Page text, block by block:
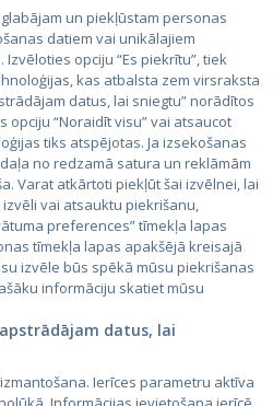
CVbankas.lt
Kainos.lt
un piekļūstam personas
datiem vai unikālajiem
opciju “Es piekrītu”, tiek
kas atbalsta zem virsraksta
datus, lai sniegtu” norādītos
opciju “Noraidīt visu” vai atsaucot
tiks atspējotas. Ja izsekošanas
no redzamā satura un reklāmām
Varat atkārtoti piekļūt šai izvēlnei, lai
vai atsauktu piekrišanu,
preferences” tīmekļa lapas
tīmekļa lapas apakšējā kreisajā
izvēle būs spēkā mūsu piekrišanas
informāciju skatiet mūsu
datus, lai
Ierīces parametru aktīva